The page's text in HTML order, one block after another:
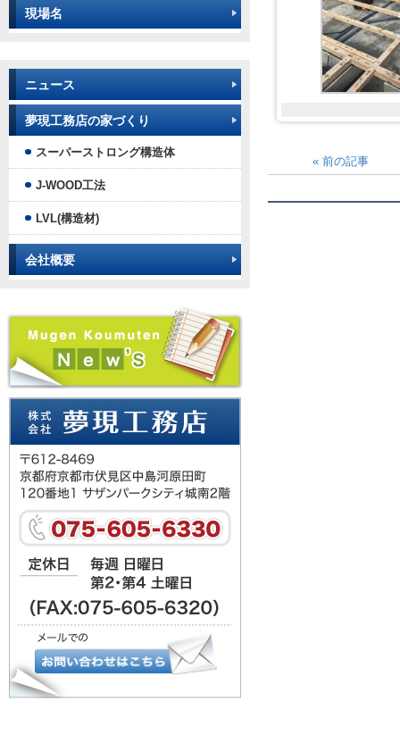
« 前の記事
現場名
ニュース
夢現工務店の家づくり
スーパーストロング構造体
J-WOOD工法
LVL(構造材)
会社概要